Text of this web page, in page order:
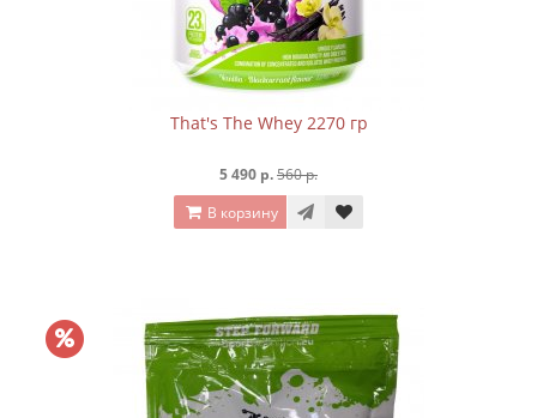
That's The Whey 2270 гр
5 490 р.560 р.
В корзину